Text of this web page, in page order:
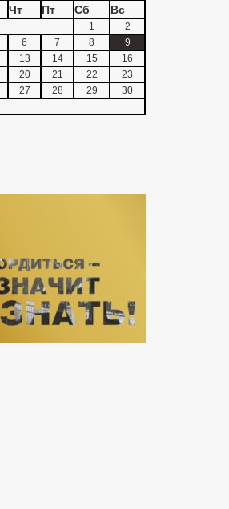
Чт Пт Сб Вс
1
2
6 7 8
9
13 14 15
16
20 21 22
23
27 28 29
30